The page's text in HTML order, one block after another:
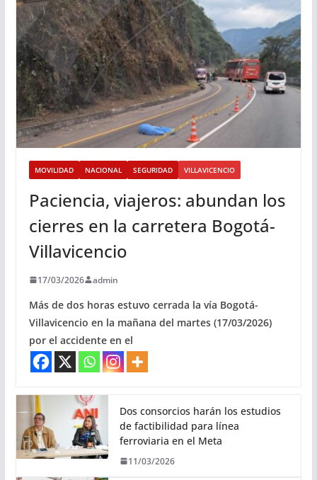
MOVILIDAD NACIONAL SEGURIDAD VILLAVICENCIO
Paciencia, viajeros: abundan los
cierres en la carretera Bogotá-
Villavicencio
17/03/2026 admin
Más de dos horas estuvo cerrada la vía Bogotá-
Villavicencio en la mañana del martes (17/03/2026)
por el accidente en el
Dos consorcios harán los estudios
de factibilidad para línea
ferroviaria en el Meta
11/03/2026